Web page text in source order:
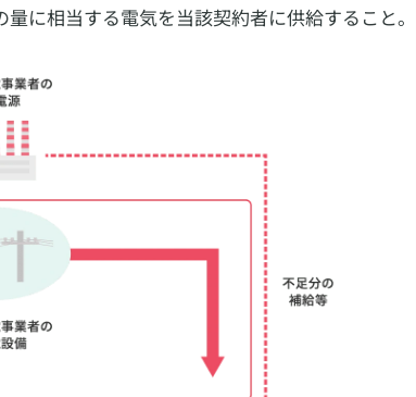
に相当する電気を当該契約者に供給すること。